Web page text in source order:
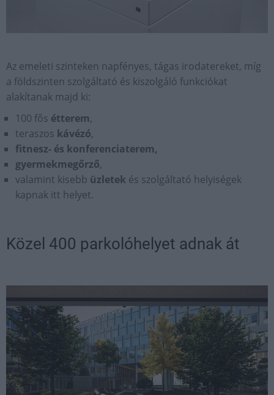
Az emeleti szinteken napfényes, tágas irodatereket, míg
a földszinten szolgáltató és kiszolgáló funkciókat
alakítanak majd ki:
100 fős étterem,
teraszos kávézó,
fitnesz- és konferenciaterem,
gyermekmegőrző,
valamint kisebb üzletek és szolgáltató helyiségek
kapnak itt helyet.
Közel 400 parkolóhelyet adnak át